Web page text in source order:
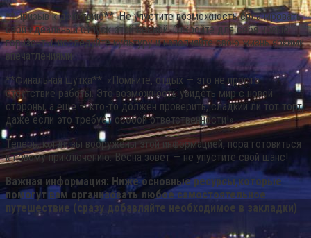
**Призыв к действию**: Не упустите возможность спланировать
свой идеальный отпуск этой весной. Откройте для себя новые
горизонты, исследуйте культуру и наполняйте свою жизнь яркими
впечатлениями!
**Финальная шутка**: «Помните, отдых — это не просто
отсутствие работы. Это возможность увидеть мир с новой
стороны, а еще — кто-то должен проверить, сладкий ли тот торт,
даже если это требует особой ответственности!»
Теперь, когда вы вооружены этой информацией, пора готовиться
к новому приключению. Весна зовет — не упустите свой шанс!
Важная информация: Ниже основные ресурсы,которые
помогут вам организовать любое самостоятельное
путешествие (сразу добавляйте необходимое в закладки)